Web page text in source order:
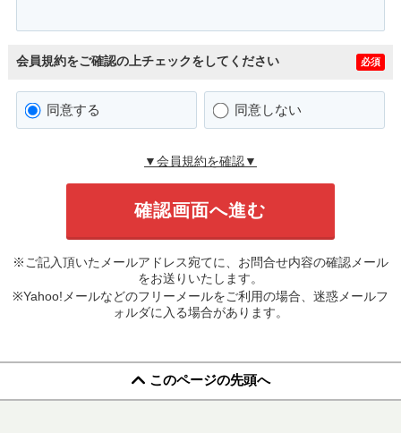
会員規約をご確認の上チェックをしてください 必須
同意する 同意しない
▼会員規約を確認▼
※ご記入頂いたメールアドレス宛てに、お問合せ内容の確認メール
をお送りいたします。
※Yahoo!メールなどのフリーメールをご利用の場合、迷惑メールフ
ォルダに入る場合があります。
このページの先頭へ